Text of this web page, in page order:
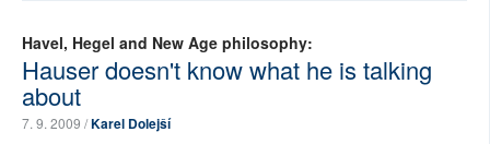
Havel, Hegel and New Age philosophy:
Hauser doesn't know what he is talking
about
7. 9. 2009 /Karel Dolejší